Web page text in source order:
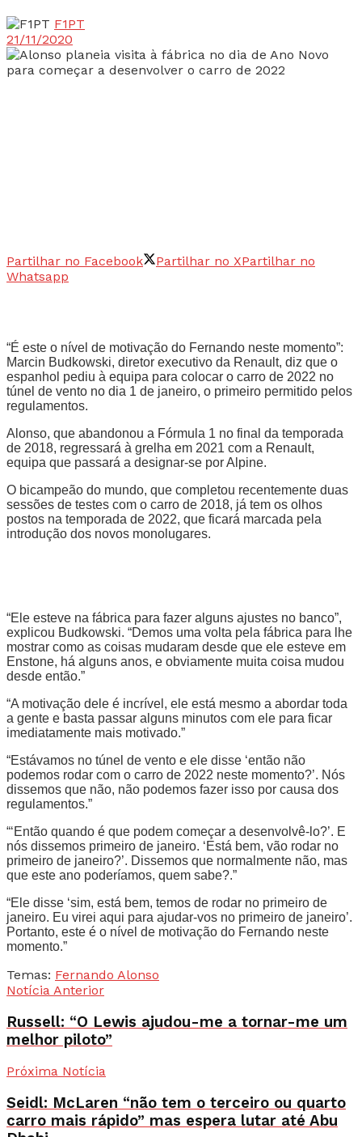
F1PT
21/11/2020
Partilhar no Facebook Partilhar no XPartilhar no
Whatsapp
“É este o nível de motivação do Fernando neste momento”:
Marcin Budkowski, diretor executivo da Renault, diz que o
espanhol pediu à equipa para colocar o carro de 2022 no
túnel de vento no dia 1 de janeiro, o primeiro permitido pelos
regulamentos.
Alonso, que abandonou a Fórmula 1 no final da temporada
de 2018, regressará à grelha em 2021 com a Renault,
equipa que passará a designar-se por Alpine.
O bicampeão do mundo, que completou recentemente duas
sessões de testes com o carro de 2018, já tem os olhos
postos na temporada de 2022, que ficará marcada pela
introdução dos novos monolugares.
“Ele esteve na fábrica para fazer alguns ajustes no banco”,
explicou Budkowski. “Demos uma volta pela fábrica para lhe
mostrar como as coisas mudaram desde que ele esteve em
Enstone, há alguns anos, e obviamente muita coisa mudou
desde então.”
“A motivação dele é incrível, ele está mesmo a abordar toda
a gente e basta passar alguns minutos com ele para ficar
imediatamente mais motivado.”
“Estávamos no túnel de vento e ele disse ‘então não
podemos rodar com o carro de 2022 neste momento?’. Nós
dissemos que não, não podemos fazer isso por causa dos
regulamentos.”
“‘Então quando é que podem começar a desenvolvê-lo?’. E
nós dissemos primeiro de janeiro. ‘Está bem, vão rodar no
primeiro de janeiro?’. Dissemos que normalmente não, mas
que este ano poderíamos, quem sabe?.”
“Ele disse ‘sim, está bem, temos de rodar no primeiro de
janeiro. Eu virei aqui para ajudar-vos no primeiro de janeiro’.
Portanto, este é o nível de motivação do Fernando neste
momento.”
Temas: Fernando Alonso
Notícia Anterior
Russell: “O Lewis ajudou-me a tornar-me um
melhor piloto”
Próxima Notícia
Seidl: McLaren “não tem o terceiro ou quarto
carro mais rápido” mas espera lutar até Abu